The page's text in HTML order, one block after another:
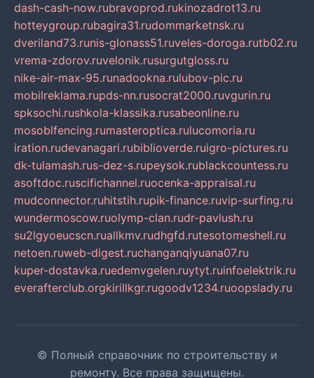
dash-cash-now.rubravoprod.rukinozadrot13.ru
hotteygroup.rubagira31.rudommarketnsk.ru
dveriland73.runis-glonass51.ruveles-doroga.rutb02.ru
vrema-zdorov.ruvelonik.rusurgutgloss.ru
nike-air-max-95.runadookna.rulubov-pic.ru
mobilreklama.rupds-nn.rusocrat2000.ruvgurin.ru
spksochi.rushkola-klassika.rusabeonline.ru
mosoblfencing.rumasteroptica.rulucomoria.ru
iration.rudevanagari.rubiblioverde.ruigro-pictures.ru
dk-tulamash.rus-dez-s.rupeysok.rublackcountess.ru
asoftdoc.ruscifichannel.ruocenka-appraisal.ru
mudconnector.ruhitstih.rupik-finance.ruvip-surfing.ru
wundermoscow.ruolymp-clan.rudr-pavlush.ru
su2lgyoeucscn.ruallkmv.rudhgfd.rutesotomeshell.ru
netoen.ruweb-digest.ruchanganqiyuana07.ru
kuper-dostavka.ruedemvgelen.ruytyt.ruinfoelektrik.ru
everafterclub.orgkirillkgr.rugoodv1234.ruoopslady.ru
© Полный справочник по строительству и
ремонту. Все права защищены.